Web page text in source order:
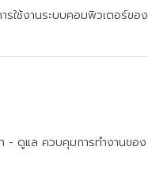
ใช้งานระบบคอมพิวเตอร์ของ
- ดูแล ควบคุมการทำงานของ